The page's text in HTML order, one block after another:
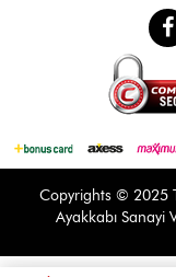
Copyrights © 2025
Ayakkabı Sanayi